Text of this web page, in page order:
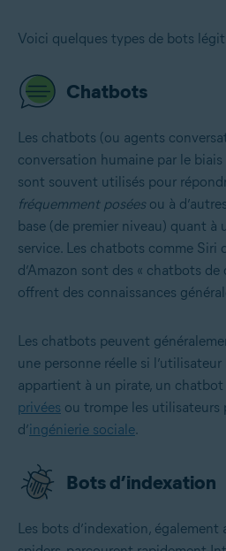
Voici quelques types de bots
Chatbots
Les chatbots (ou agents
conversation humaine par le
sont souvent utilisés pour
fréquemment poséesou à
base (de premier niveau) quant à
service. Les chatbots comme Siri
d’Amazon sont des « chatbots de
offrent des connaissances
Les chatbots peuvent
une personne réelle si l’utilisateur
appartient à un pirate, un chatbot
privées ou trompe les utilisateurs
d’ingénierie sociale.
Bots d’indexation
Les bots d’indexation,